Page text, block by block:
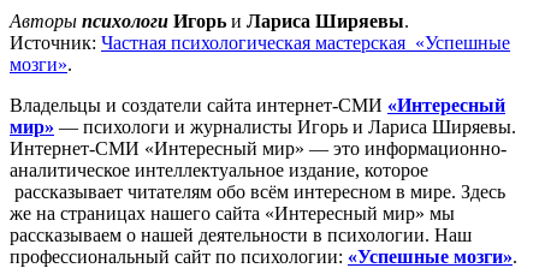
Авторы психологи Игорь и Лариса Ширяевы.
Источник: Частная психологическая мастерская «Успешные
мозги».
Владельцы и создатели сайта интернет-СМИ «Интересный
мир» — психологи и журналисты Игорь и Лариса Ширяевы.
Интернет-СМИ «Интересный мир» — это информационно-
аналитическое интеллектуальное издание, которое
рассказывает читателям обо всём интересном в мире. Здесь
же на страницах нашего сайта «Интересный мир» мы
рассказываем о нашей деятельности в психологии. Наш
профессиональный сайт по психологии: «Успешные мозги».